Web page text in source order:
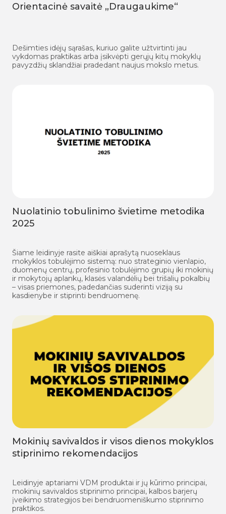
Orientacinė savaitė „Draugaukime“
Dešimties idėjų sąrašas, kuriuo galite užtvirtinti jau
vykdomas praktikas arba įsikvėpti gerųjų kitų mokyklų
pavyzdžių sklandžiai pradedant naujus mokslo metus.
Nuolatinio tobulinimo švietime metodika
2025
Šiame leidinyje rasite aiškiai aprašytą nuoseklaus
mokyklos tobulėjimo sistemą: nuo strateginio vienlapio,
duomenų centrų, profesinio tobulėjimo grupių iki mokinių
ir mokytojų aplankų, klasės valandėlių bei trišalių pokalbių
– visas priemones, padedančias suderinti viziją su
kasdienybe ir stiprinti bendruomenę.
Mokinių savivaldos ir visos dienos mokyklos
stiprinimo rekomendacijos
Leidinyje aptariami VDM produktai ir jų kūrimo principai,
mokinių savivaldos stiprinimo principai, kalbos barjerų
įveikimo strategijos bei bendruomeniškumo stiprinimo
praktikos.